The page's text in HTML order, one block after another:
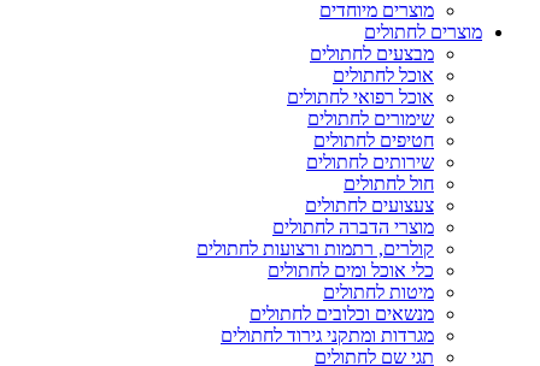
מוצרים מיוחדים
מוצרים לחתולים
מבצעים לחתולים
אוכל לחתולים
אוכל רפואי לחתולים
שימורים לחתולים
חטיפים לחתולים
שירותים לחתולים
חול לחתולים
צעצועים לחתולים
מוצרי הדברה לחתולים
קולרים, רתמות ורצועות לחתולים
כלי אוכל ומים לחתולים
מיטות לחתולים
מנשאים וכלובים לחתולים
מגרדות ומתקני גירוד לחתולים
תגי שם לחתולים